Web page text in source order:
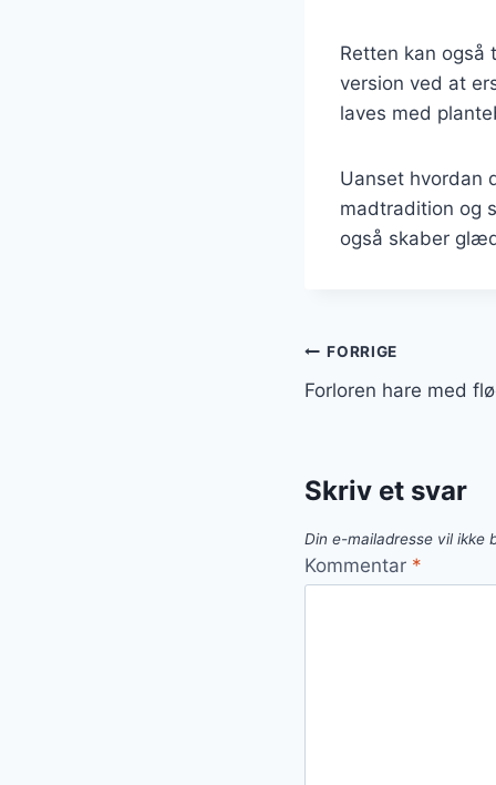
Retten kan også
version ved at
laves med
Uanset hvordan
madtradition og
også skaber
FORRIGE
Forloren hare med
Skriv et svar
Din e-mailadresse vil ikke
Kommentar *